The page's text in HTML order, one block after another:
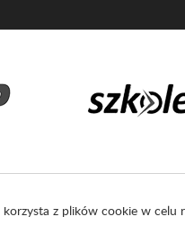
z plików cookie w celu